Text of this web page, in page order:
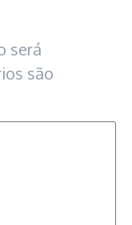
será
são